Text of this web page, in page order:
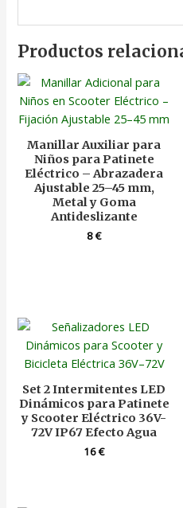
Productos
Manillar Auxiliar para
Niños para Patinete
Eléctrico – Abrazadera
Ajustable 25–45 mm,
Metal y Goma
Antideslizante
8€
Set 2 Intermitentes LED
Dinámicos para Patinete
y Scooter Eléctrico 36V-
72V IP67 Efecto Agua
16€